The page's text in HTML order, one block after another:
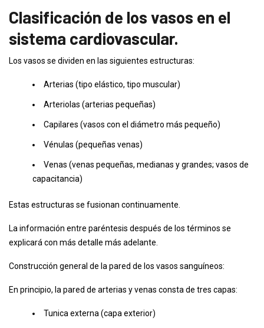
Clasificación de los vasos en el
sistema cardiovascular.
Los vasos se dividen en las siguientes estructuras:
Arterias (tipo elástico, tipo muscular)
Arteriolas (arterias pequeñas)
Capilares (vasos con el diámetro más pequeño)
Vénulas (pequeñas venas)
Venas (venas pequeñas, medianas y grandes; vasos de
capacitancia)
Estas estructuras se fusionan continuamente.
La información entre paréntesis después de los términos se
explicará con más detalle más adelante.
Construcción general de la pared de los vasos sanguíneos:
En principio, la pared de arterias y venas consta de tres capas:
Tunica externa (capa exterior)